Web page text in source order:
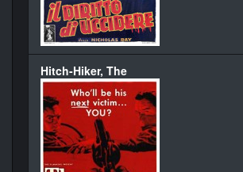
Hitch-Hiker, The